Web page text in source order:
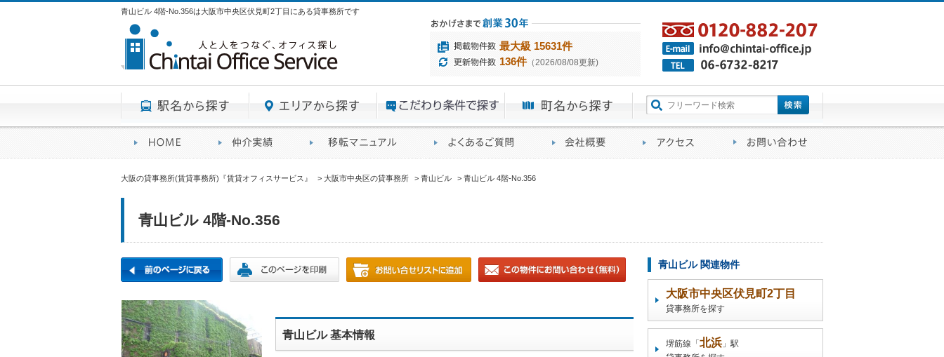
青山ビル 4階-No.356は大阪市中央区伏見町2丁目にある貸事務所です
最大級 15631件
136件（2026/08/08更新)
大阪の貸事務所(賃貸事務所)『賃貸オフィスサービス』 大阪市中央区の貸事務所 青山ビル 青山ビル 4階-No.356
青山ビル 4階-No.356
青山ビル 基本情報
青山ビル 関連物件
大阪市中央区伏見町2丁目
貸事務所を探す
堺筋線「 北浜」駅